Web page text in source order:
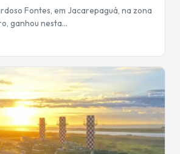
Fontes, em Jacarepaguá, na zona
ganhou nesta…